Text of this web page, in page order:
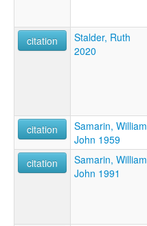
citation
Stalder, Ruth
2020
citation
Samarin, William
John 1959
citation
Samarin, William
John 1991